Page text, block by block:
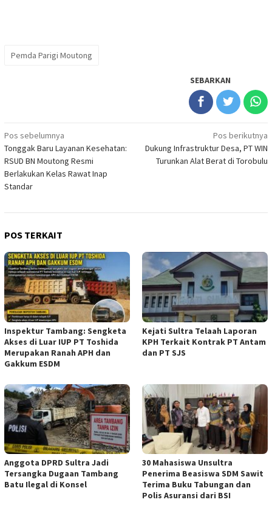
Pemda Parigi Moutong
SEBARKAN
Navigasi
pos
Pos sebelumnya
Tonggak Baru Layanan Kesehatan:
RSUD BN Moutong Resmi
Berlakukan Kelas Rawat Inap
Standar
Pos berikutnya
Dukung Infrastruktur Desa, PT WIN
Turunkan Alat Berat di Torobulu
POS TERKAIT
Inspektur Tambang: Sengketa
Akses di Luar IUP PT Toshida
Merupakan Ranah APH dan
Gakkum ESDM
Kejati Sultra Telaah Laporan
KPH Terkait Kontrak PT Antam
dan PT SJS
Anggota DPRD Sultra Jadi
Tersangka Dugaan Tambang
Batu Ilegal di Konsel
30 Mahasiswa Unsultra
Penerima Beasiswa SDM Sawit
Terima Buku Tabungan dan
Polis Asuransi dari BSI